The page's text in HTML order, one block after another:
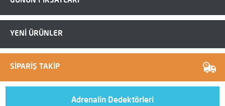
YENİ ÜRÜNLER
SİPARİŞ TAKİP
Adrenalin Dedektörleri